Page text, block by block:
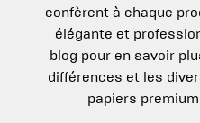
confèrent à chaque
élégante et
blog pour en savoir
différences et les
papiers